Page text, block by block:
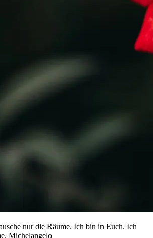
nur die Räume. Ich bin in Euch. Ich
Michelangelo